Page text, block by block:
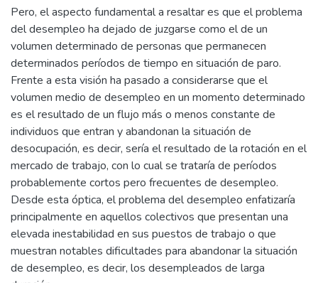
Pero, el aspecto fundamental a resaltar es que el problema
del desempleo ha dejado de juzgarse como el de un
volumen determinado de personas que permanecen
determinados períodos de tiempo en situación de paro.
Frente a esta visión ha pasado a considerarse que el
volumen medio de desempleo en un momento determinado
es el resultado de un flujo más o menos constante de
individuos que entran y abandonan la situación de
desocupación, es decir, sería el resultado de la rotación en el
mercado de trabajo, con lo cual se trataría de períodos
probablemente cortos pero frecuentes de desempleo.
Desde esta óptica, el problema del desempleo enfatizaría
principalmente en aquellos colectivos que presentan una
elevada inestabilidad en sus puestos de trabajo o que
muestran notables dificultades para abandonar la situación
de desempleo, es decir, los desempleados de larga